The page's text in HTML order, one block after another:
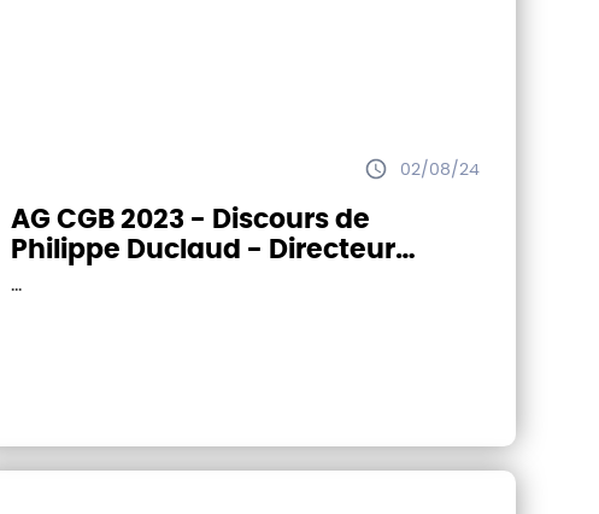
02/08/24
AG CGB 2023 - Discours de
Philippe Duclaud - Directeur
...